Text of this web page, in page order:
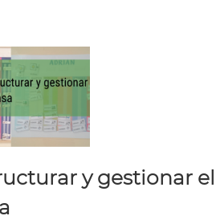
y gestionar el